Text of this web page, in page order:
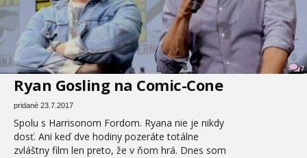
7
Ryan Gosling na Comic-Cone
pridané 23.7.2017
Spolu s Harrisonom Fordom. Ryana nie je nikdy
dosť. Ani keď dve hodiny pozeráte totálne
zvláštny film len preto, že v ňom hrá. Dnes som